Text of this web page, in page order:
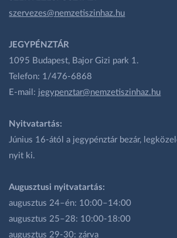
szervezes@nemzetiszinhaz.hu
JEGYPÉNZTÁR
1095 Budapest, Bajor Gizi park 1.
Telefon: 1/476-6868
E-mail: jegypenztar@nemzetiszinhaz.hu
Nyitvatartás:
Június 16-ától a jegypénztár bezár,
nyit ki.
Augusztusi nyitvatartás:
augusztus 24–én: 10:00–14:00
augusztus 25–28: 10:00-18:00
augusztus 29-30: zárva